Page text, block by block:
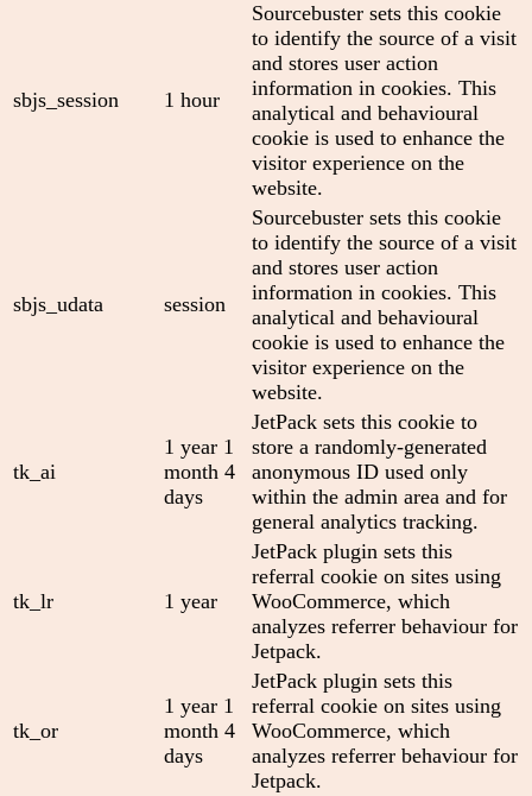
sbjs_session 1 hour
Sourcebuster sets this cookie
to identify the source of a visit
and stores user action
information in cookies. This
analytical and behavioural
cookie is used to enhance the
visitor experience on the
website.
sbjs_udata session
Sourcebuster sets this cookie
to identify the source of a visit
and stores user action
information in cookies. This
analytical and behavioural
cookie is used to enhance the
visitor experience on the
website.
tk_ai
1 year 1
month 4
days
JetPack sets this cookie to
store a randomly-generated
anonymous ID used only
within the admin area and for
general analytics tracking.
tk_lr 1 year
JetPack plugin sets this
referral cookie on sites using
WooCommerce, which
analyzes referrer behaviour for
Jetpack.
tk_or
1 year 1
month 4
days
JetPack plugin sets this
referral cookie on sites using
WooCommerce, which
analyzes referrer behaviour for
Jetpack.